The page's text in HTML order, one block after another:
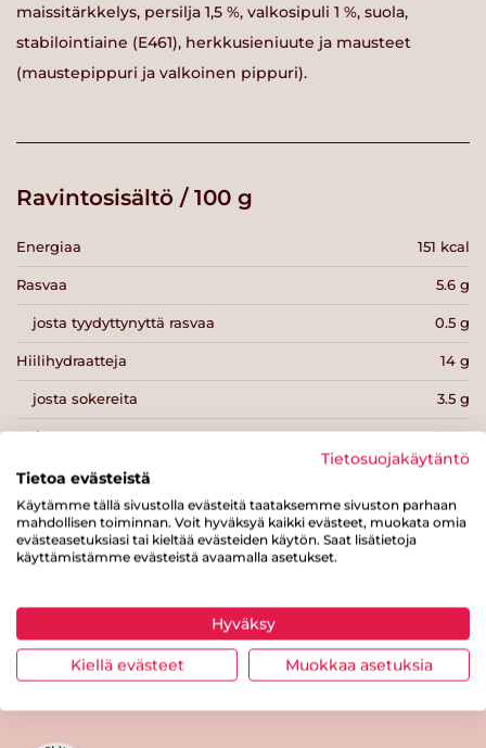
maissitärkkelys, persilja 1,5 %, valkosipuli 1 %, suola,
stabilointiaine (E461), herkkusieniuute ja mausteet
(maustepippuri ja valkoinen pippuri).
Ravintosisältö / 100 g
Energiaa 151 kcal
Rasvaa 5.6 g
josta tyydyttynyttä rasvaa 0.5 g
Hiilihydraatteja 14 g
josta sokereita 3.5 g
Kuitua 5.9 g
Proteiinia
Suolaa 0.9 g
Tulosta sivu Jaa tuote
Tietosuojakäytäntö
Tietoa evästeistä
Käytämme tällä sivustolla evästeitä taataksemme sivuston parhaan
mahdollisen toiminnan. Voit hyväksyä kaikki evästeet, muokata omia
evästeasetuksiasi tai kieltää evästeiden käytön. Saat lisätietoja
käyttämistämme evästeistä avaamalla asetukset.
Hyväksy
Kiellä evästeet Muokkaa asetuksia